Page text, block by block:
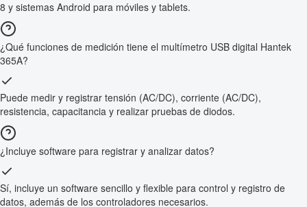
8 y sistemas Android para móviles y tablets.
¿Qué funciones de medición tiene el multímetro USB digital Hantek
365A?
Puede medir y registrar tensión (AC/DC), corriente (AC/DC),
resistencia, capacitancia y realizar pruebas de diodos.
¿Incluye software para registrar y analizar datos?
Sí, incluye un software sencillo y flexible para control y registro de
datos, además de los controladores necesarios.